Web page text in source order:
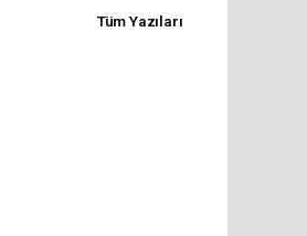
Tüm Yazıları